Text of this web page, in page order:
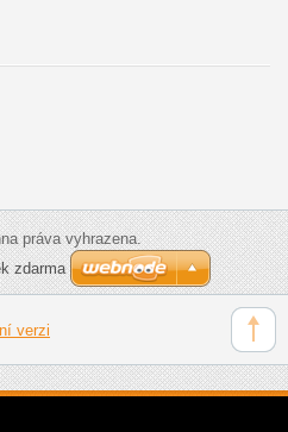
práva vyhrazena.
zdarma
verzi